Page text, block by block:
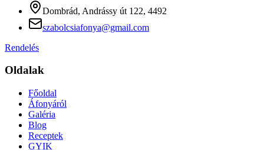
Dombrád, Andrássy út 122, 4492
szabolcsiafonya@gmail.com
Rendelés
Oldalak
Főoldal
Áfonyáról
Galéria
Blog
Receptek
GYIK